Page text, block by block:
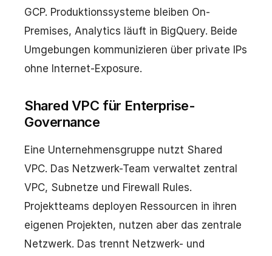
GCP. Produktionssysteme bleiben On-
Premises, Analytics läuft in BigQuery. Beide
Umgebungen kommunizieren über private IPs
ohne Internet-Exposure.
Shared VPC für Enterprise-
Governance
Eine Unternehmensgruppe nutzt Shared
VPC. Das Netzwerk-Team verwaltet zentral
VPC, Subnetze und Firewall Rules.
Projektteams deployen Ressourcen in ihren
eigenen Projekten, nutzen aber das zentrale
Netzwerk. Das trennt Netzwerk- und